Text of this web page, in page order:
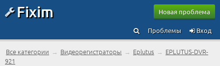
Fixim Новая проблема
Вход
Проблемы
Все категории → Видеорегистраторы → Eplutus → EPLUTUS-DVR-
921